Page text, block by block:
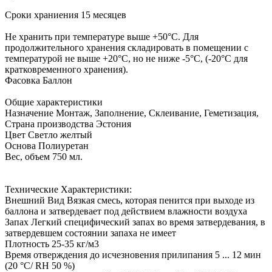
Сроки храниения 15 месяцев
Не хранить при температуре выше +50°C. Для
продолжительного хранения складировать в помещении с
температурой не выше +20°C, но не ниже -5°C, (‑20°C для
кратковременного хранения).
Фасовка Баллон
Общие характеристики
Назначение Монтаж, Заполнение, Склеивание, Геметизация,
Страна производства Эстония
Цвет Светло желтый
Основа Полиуретан
Вес, объем 750 мл.
Технические Характеристики:
Внешний Вид Вязкая смесь, которая пенится при выходе из
баллона и затвердевает под действием влажности воздуха
Запах Легкий специфический запах во время затвердевания, в
затвердевшем состоянии запаха не имеет
Плотность 25-35 кг/м3
Время отверждения до исчезновения прилипания 5 ... 12 мин
(20 °C/ RH 50 %)